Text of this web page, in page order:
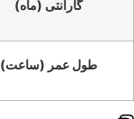
گارانتی (ماه)
طول عمر (ساعت)